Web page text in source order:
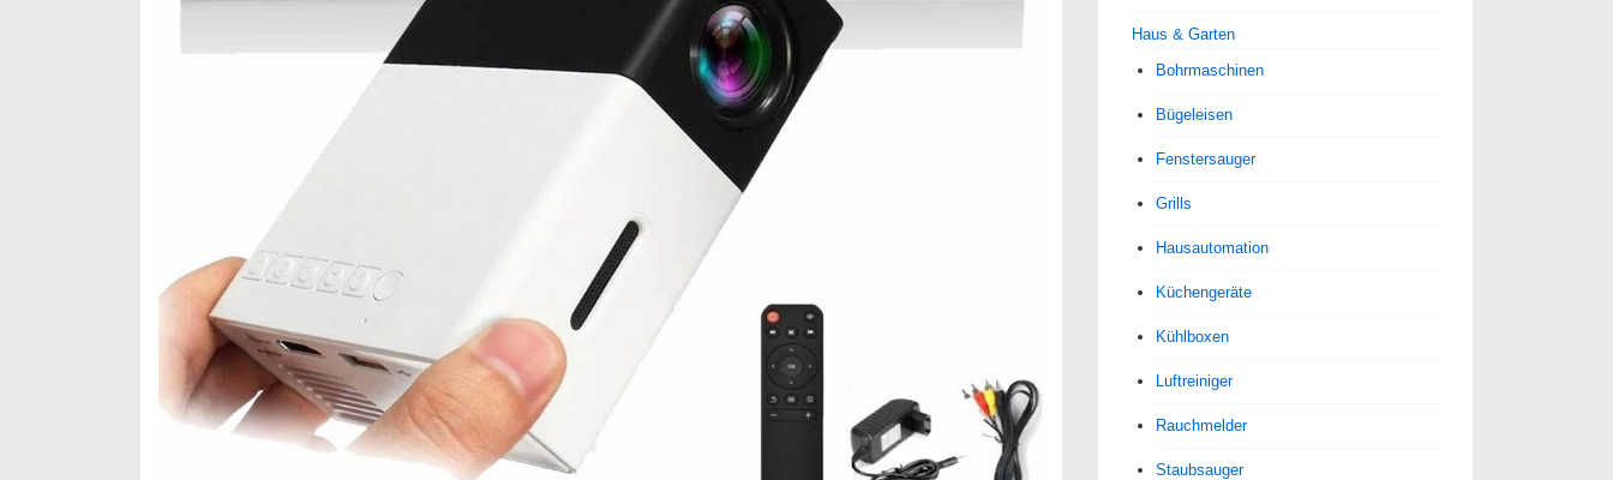
Haus & Garten
Bohrmaschinen
Bügeleisen
Fenstersauger
Grills
Hausautomation
Küchengeräte
Kühlboxen
Luftreiniger
Rauchmelder
Staubsauger